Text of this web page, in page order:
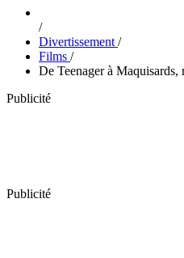
/
Divertissement /
Films /
De Teenager à
Publicité
Publicité